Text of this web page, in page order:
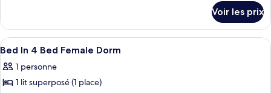
Dortoir
Partagé
Classique,
femmes
uniquement
le
type
de
Dortoir
Partagé
Voir les prix
Afficher
toutes
les
photos
11
Bed In 4 Bed Female Dorm
1 personne
1 lit superposé (1 place)